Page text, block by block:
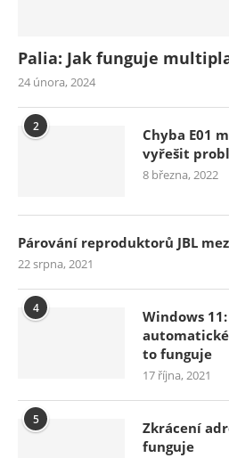
Palia: Jak funguje
24 února, 2024
2
Chyba E01
vyřešit
8 března, 2022
Párování reproduktorů JBL
22 srpna, 2021
4
Windows
to funguje
17 října, 2021
5
Zkrácení
funguje